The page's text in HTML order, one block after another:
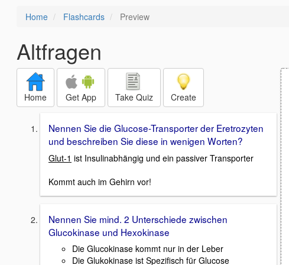
Home Flashcards Preview
Altfragen
Home Get App Take Quiz Create
Nennen Sie die Glucose-Transporter der Eretrozyten
und beschreiben Sie diese in wenigen Worten?
Glut-1 ist Insulinabhängig und ein passiver Transporter
Kommt auch im Gehirn vor!
Nennen Sie mind. 2 Unterschiede zwischen
Glucokinase und Hexokinase
Die Glucokinase kommt nur in der Leber
Die Glukokinase ist Spezifisch für Glucose